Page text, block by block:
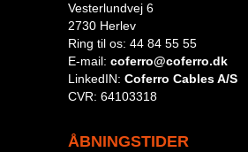
Vesterlundvej 6
2730 Herlev
Ring til os: 44 84 55 55
E-mail: coferro@coferro.dk
LinkedIN: Coferro Cables A/S
CVR: 64103318
ÅBNINGSTIDER